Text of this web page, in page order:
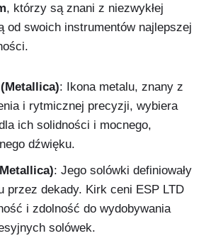
, którzy są znani z niezwykłej
od swoich instrumentów najlepszej
(Metallica): Ikona metalu, znany z
i rytmicznej precyzji, wybiera
ich solidności i mocnego,
dźwięku.
: Jego solówki definiowały
przez dekady. Kirk ceni ESP LTD
i zdolność do wydobywania
solówek.